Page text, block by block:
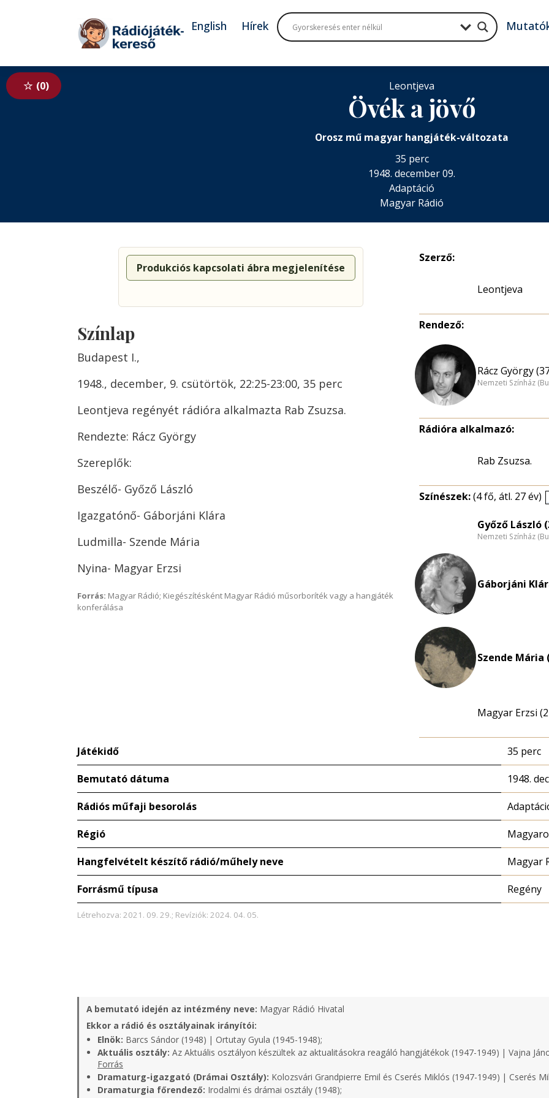
Tovább a tartalomhoz
English Hírek
0 Leontjeva
Övék a jövő
Orosz mű magyar hangjáték-változata
35 perc
1948. december 09.
Adaptáció
Magyar Rádió
Produkciós kapcsolati ábra megjelenítése
Színlap
Budapest I.,
1948., december, 9. csütörtök, 22:25-23:00, 35 perc
Leontjeva regényét rádióra alkalmazta Rab Zsuzsa.
Rendezte: Rácz György
Szereplők:
Beszélő- Győző László
Igazgatónő- Gáborjáni Klára
Ludmilla- Szende Mária
Nyina- Magyar Erzsi
Forrás: Magyar Rádió; Kiegészítésként Magyar Rádió műsorboríték vagy a hangjáték
konferálása
Szerző:
Leontjeva
Rendező:
Rácz György
Nemzeti Színház
Rádióra alkalmazó:
Rab Zsuzsa.
Színészek:(4 fő, átl. 27 év)
Győző László
Nemzeti Színház
Gáborjáni
Szende Mária
Magyar Erzsi
Játékidő 35 perc
Bemutató dátuma 1948.
Rádiós műfaji besorolás
Régió
Hangfelvételt készítő rádió/műhely neve Magyar
Forrásmű típusa Regény
Létrehozva: 2021. 09. 29.; Revíziók: 2024. 04. 05.
A bemutató idején az intézmény neve: Magyar Rádió Hivatal
Ekkor a rádió és osztályainak irányítói:
Elnök: Barcs Sándor (1948) | Ortutay Gyula (1945-1948);
Aktuális osztály: Az Aktuális osztályon készültek az aktualitásokra reagáló hangjátékok (1947-1949) | Vajna
Forrás
Dramaturg-igazgató (Drámai Osztály): Kolozsvári Grandpierre Emil és Cserés Miklós (1947-1949) | Cserés
Dramaturgia főrendező: Irodalmi és drámai osztály (1948);